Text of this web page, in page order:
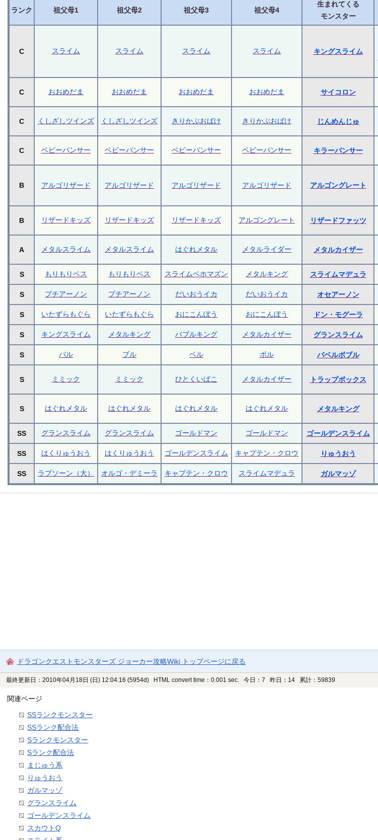
ランク 祖父母1 祖父母2 祖父母3 祖父母4
生まれてくる
モンスター
C スライム スライム スライム スライム キングスライム
C おおめだま おおめだま おおめだま おおめだま サイコロン
C くしざしツインズ くしざしツインズ きりかぶおばけ きりかぶおばけ じんめんじゅ
C ベビーパンサー ベビーパンサー ベビーパンサー ベビーパンサー キラーパンサー
B アルゴリザード アルゴリザード アルゴリザード アルゴリザード アルゴングレート
B リザードキッズ リザードキッズ リザードキッズ アルゴングレート リザードファッツ
A メタルスライム メタルスライム はぐれメタル メタルライダー メタルカイザー
S もりもりベス もりもりベス スライムベホマズン メタルキング スライムマデュラ
S プチアーノン プチアーノン だいおうイカ だいおうイカ オセアーノン
S いたずらもぐら いたずらもぐら おにこんぼう おにこんぼう ドン・モグーラ
S キングスライム メタルキング バブルキング メタルカイザー グランスライム
S バル ブル ベル ボル バベルボブル
S ミミック ミミック ひとくいばこ メタルカイザー トラップボックス
S はぐれメタル はぐれメタル はぐれメタル はぐれメタル メタルキング
SS グランスライム グランスライム ゴールドマン ゴールドマン ゴールデンスライム
SS はくりゅうおう はくりゅうおう ゴールデンスライム キャプテン・クロウ りゅうおう
SS ラプソーン（大） オルゴ・デミーラ キャプテン・クロウ スライムマデュラ ガルマッゾ
ドラゴンクエストモンスターズ ジョーカー攻略Wiki トップページに戻る
最終更新日：2010年04月18日 (日) 12:04:16 (5954d) HTML convert time：0.001 sec. 今日：7 昨日：14 累計：59839
関連ページ
SSランクモンスター
SSランク配合法
Sランクモンスター
Sランク配合法
まじゅう系
りゅうおう
ガルマッゾ
グランスライム
ゴールデンスライム
スカウトQ